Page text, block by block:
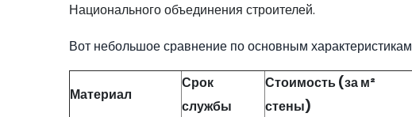
Национального объединения строителей.
Вот небольшое сравнение по основным
Материал
Срок
службы
Стоимость (за м²
стены)